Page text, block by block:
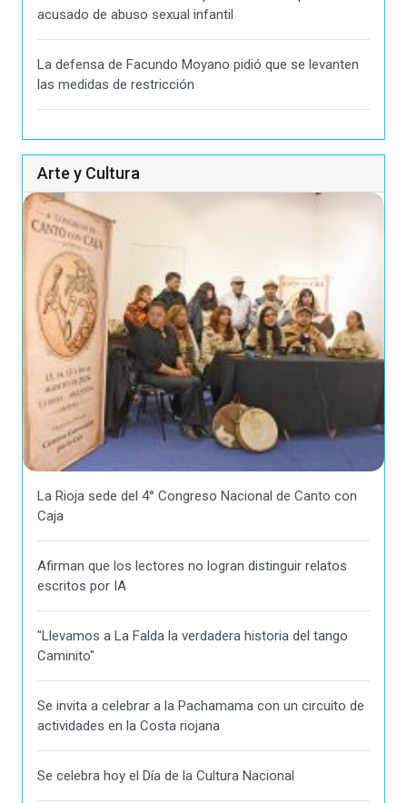
acusado de abuso sexual infantil
La defensa de Facundo Moyano pidió que se levanten
las medidas de restricción
Arte y Cultura
La Rioja sede del 4° Congreso Nacional de Canto con
Caja
Afirman que los lectores no logran distinguir relatos
escritos por IA
"Llevamos a La Falda la verdadera historia del tango
Caminito"
Se invita a celebrar a la Pachamama con un circuito de
actividades en la Costa riojana
Se celebra hoy el Día de la Cultura Nacional